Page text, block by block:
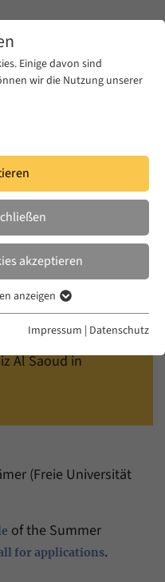
1999
Order in
Al Saoud in
(Freie Universität
of the Summer
for applications.
Einige davon sind
wir die Nutzung unserer
akzeptieren
Funktionen der
Studien e.V.
anzeigen
Die Statistiken verwalten
nur dem Forum
und werden nicht
anzeigen
anzeigen
Impressum | Datenschutz